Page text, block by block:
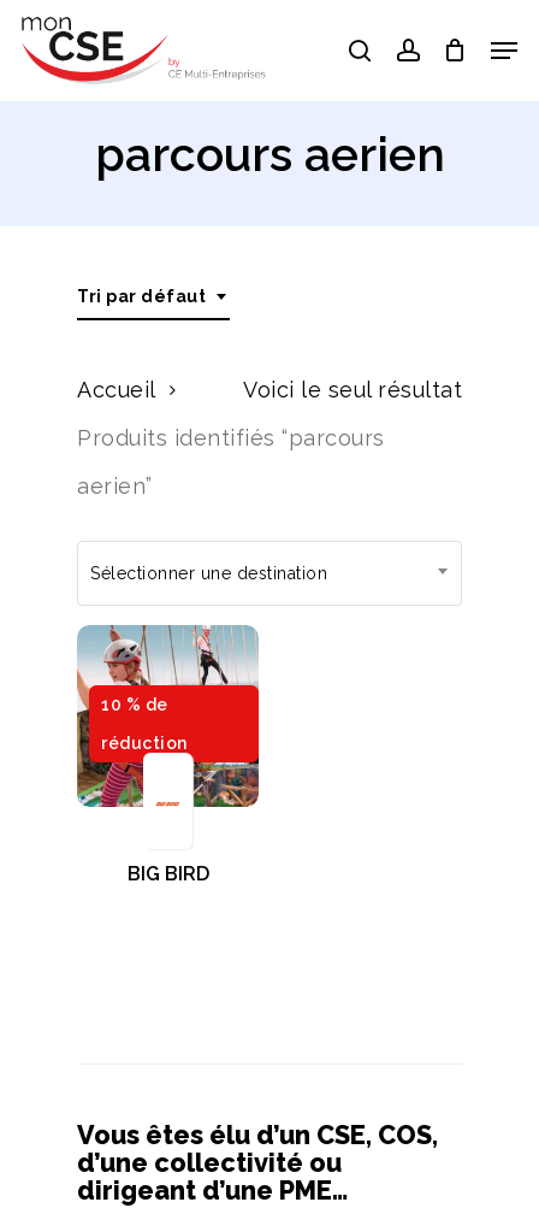
Skip
searchaccount
parcours aerien
Tri par défaut
Voici le seul résultat
Accueil
Produits identifiés “parcours
aerien”
Sélectionner une destination
10 % de
réduction
BIG BIRD
Vous êtes élu d’un CSE, COS,
d’une collectivité ou
dirigeant d’une PME…